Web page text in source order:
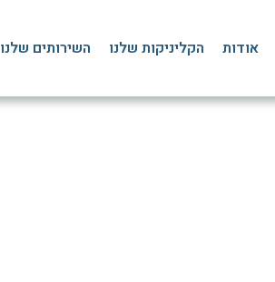
אודות הקליניקות שלנו השירותים שלנו